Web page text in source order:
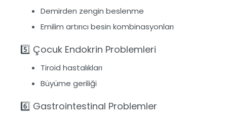
Demirden zengin beslenme
Emilim artırıcı besin kombinasyonları
5️⃣ Çocuk Endokrin Problemleri
Tiroid hastalıkları
Büyüme geriliği
6️⃣ Gastrointestinal Problemler